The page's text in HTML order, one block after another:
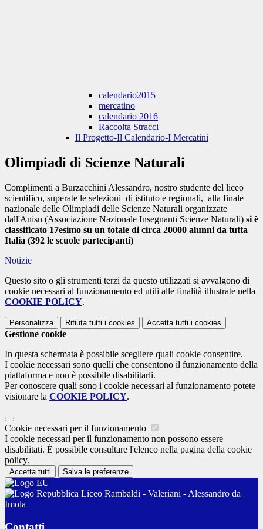
calendario2015
mercatino
calendario 2016
Raccolta Stracci
Il Progetto-Il Calendario-I Mercatini
Olimpiadi di Scienze Naturali
Complimenti a Burzacchini Alessandro, nostro studente del liceo
scientifico, superate le selezioni di istituto e regionali, alla finale
nazionale delle Olimpiadi delle Scienze Naturali organizzate
dall'Anisn (Associazione Nazionale Insegnanti Scienze Naturali) si è
classificato 17esimo su un totale di circa 20000 alunni da tutta
Italia (392 le scuole partecipanti)
Notizie
Questo sito o gli strumenti terzi da questo utilizzati si avvalgono di
cookie necessari al funzionamento ed utili alle finalità illustrate nella
COOKIE POLICY.
Personalizza Rifiuta tutti i cookies Accetta tutti i cookies
Gestione cookie
In questa schermata è possibile scegliere quali cookie consentire.
I cookie necessari sono quelli che consentono il funzionamento della
piattaforma e non è possibile disabilitarli.
Per conoscere quali sono i cookie necessari al funzionamento potete
visionare la COOKIE POLICY.
Cookie necessari per il funzionamento
I cookie necessari per il funzionamento non possono essere
disabilitati. È possibile consultare l'elenco nella pagina della cookie
policy.
Accetta tutti Salva le preferenze
Liceo Rambaldi - Valeriani - Alessandro da
Imola